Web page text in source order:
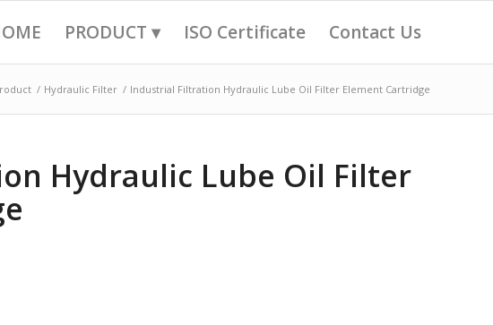
PRODUCT ▾ ISO Certificate Contact Us
/ Hydraulic Filter / Industrial Filtration Hydraulic Lube Oil Filter Element Cartridge
Hydraulic Lube Oil Filter